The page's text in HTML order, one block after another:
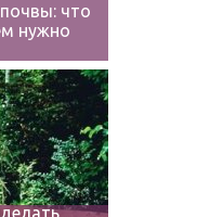
что
нужно